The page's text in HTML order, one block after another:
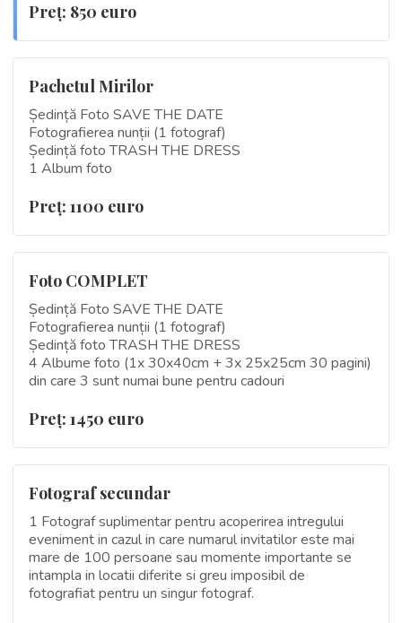
Preţ: 850 euro
Pachetul Mirilor
Ședință Foto SAVE THE DATE
Fotografierea nunții (1 fotograf)
Ședință foto TRASH THE DRESS
1 Album foto
Preţ: 1100 euro
Foto COMPLET
Ședință Foto SAVE THE DATE
Fotografierea nunții (1 fotograf)
Ședință foto TRASH THE DRESS
4 Albume foto (1x 30x40cm + 3x 25x25cm 30 pagini)
din care 3 sunt numai bune pentru cadouri
Preţ: 1450 euro
Fotograf secundar
1 Fotograf suplimentar pentru acoperirea intregului
eveniment in cazul in care numarul invitatilor este mai
mare de 100 persoane sau momente importante se
intampla in locatii diferite si greu imposibil de
fotografiat pentru un singur fotograf.